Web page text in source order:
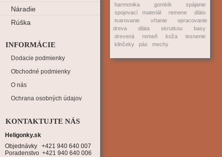
Náradie
Rúška
INFORMÁCIE
Dodacie podmienky
Obchodné podmienky
O nás
Ochrana osobných údajov
KONTAKTUJTE NÁS
Heligonky.sk
Objednávky   +421 940 640 007
Poradenstvo  +421 940 640 006
harmonika
gombík
spájanie
spojovací materiál
remene
dláto
tvarovanie
vŕtanie
opracovanie
dreva
dláta skrutkou
basy
drevená
remeň koža
tesnenie
klinčeky
pás mechy